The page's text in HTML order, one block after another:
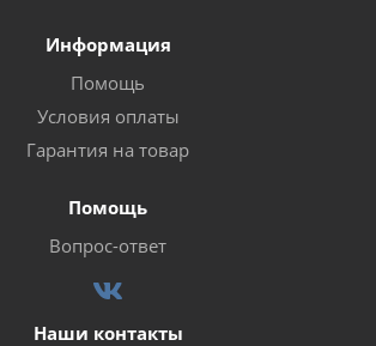
Информация
Помощь
Условия оплаты
Гарантия на товар
Помощь
Вопрос-ответ
Наши контакты